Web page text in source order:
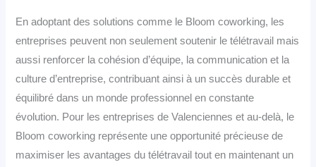
En adoptant des solutions comme le Bloom coworking, les
entreprises peuvent non seulement soutenir le télétravail mais
aussi renforcer la cohésion d’équipe, la communication et la
culture d’entreprise, contribuant ainsi à un succès durable et
équilibré dans un monde professionnel en constante
évolution. Pour les entreprises de Valenciennes et au-delà, le
Bloom coworking représente une opportunité précieuse de
maximiser les avantages du télétravail tout en maintenant un